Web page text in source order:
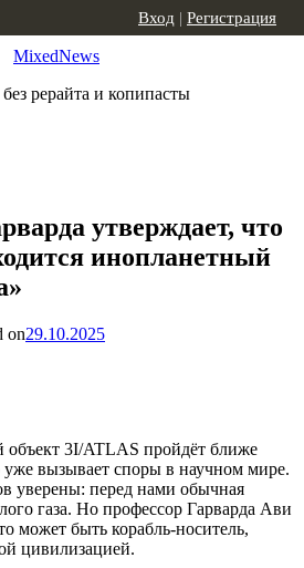
MixedNews
рерайта и копипасты
Вход | Регистрация
утверждает, что
инопланетный
on29.10.2025
объект 3I/ATLAS пройдёт ближе
вызывает споры в научном мире.
уверены: перед нами обычная
газа. Но профессор Гарварда Ави
может быть корабль-носитель,
цивилизацией.